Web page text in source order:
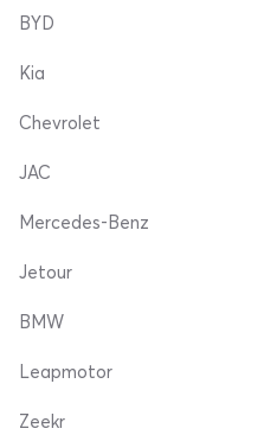
BYD
Kia
Chevrolet
JAC
Mercedes-Benz
Jetour
BMW
Leapmotor
Zeekr